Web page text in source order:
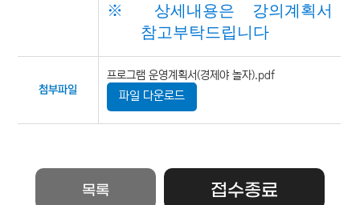
※ 상세내용은 강의계획서
참고부탁드립니다
첨부파일
프로그램 운영계획서(경제야 놀자).pdf
파일 다운로드
목록 접수종료